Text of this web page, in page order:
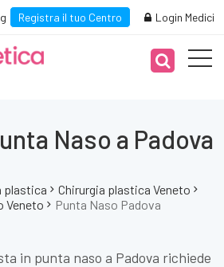
Registra il tuo Centro Login Medici
Naso a Padova
plastica
Chirurgia plastica Veneto
Veneto
Punta Naso Padova
in punta naso a Padova richiede